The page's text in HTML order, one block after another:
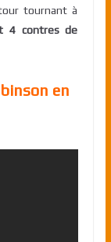
tournant à
4 contres de
en